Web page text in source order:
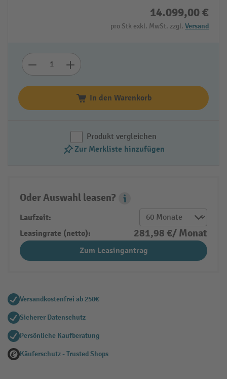
14.099,00 €
pro Stk exkl. MwSt. zzgl. Versand
In den Warenkorb
Produkt vergleichen
Zur Merkliste hinzufügen
Oder Auswahl leasen?
Leasing Popover
Laufzeit:
Leasingrate (netto):
281,98 €/ Monat
Zum Leasingantrag
Versandkostenfrei ab 250€
Sicherer Datenschutz
Persönliche Kaufberatung
Käuferschutz - Trusted Shops